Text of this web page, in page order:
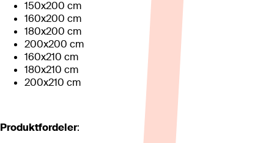
150x200 cm
160x200 cm
180x200 cm
200x200 cm
160x210 cm
180x210 cm
200x210 cm
Produktfordeler: